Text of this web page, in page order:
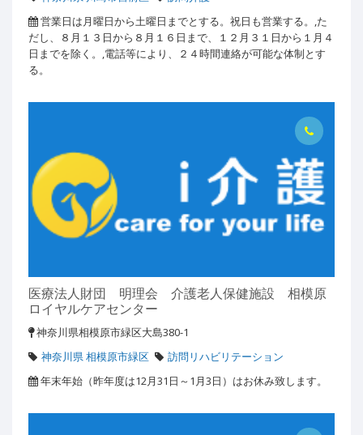
営業日は月曜日から土曜日までとする。祝日も営業する。,た
だし、８月１３日から８月１６日まで、１２月３１日から１月４
日までを除く。,電話等により、２４時間連絡が可能な体制とす
る。
医療法人財団 明理会 介護老人保健施設 相模原
ロイヤルケアセンター
神奈川県相模原市緑区大島380-1
神奈川県 相模原市緑区
訪問リハビリテーション
年末年始（昨年度は12月31日～1月3日）はお休み致します。